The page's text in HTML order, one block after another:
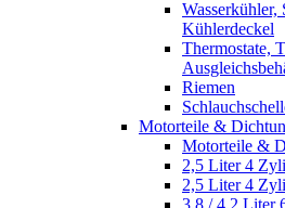
Wasserkühler,
Kühlerdeckel
Thermostate,
Riemen
Motorteile &
Motorteile &
2,5 Liter 4
2,5 Liter 4
3,8 / 4,2 Liter